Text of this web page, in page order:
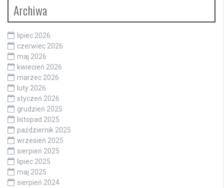
Archiwa
lipiec 2026
czerwiec 2026
maj 2026
kwiecień 2026
marzec 2026
luty 2026
styczeń 2026
grudzień 2025
listopad 2025
październik 2025
wrzesień 2025
sierpień 2025
lipiec 2025
maj 2025
sierpień 2024